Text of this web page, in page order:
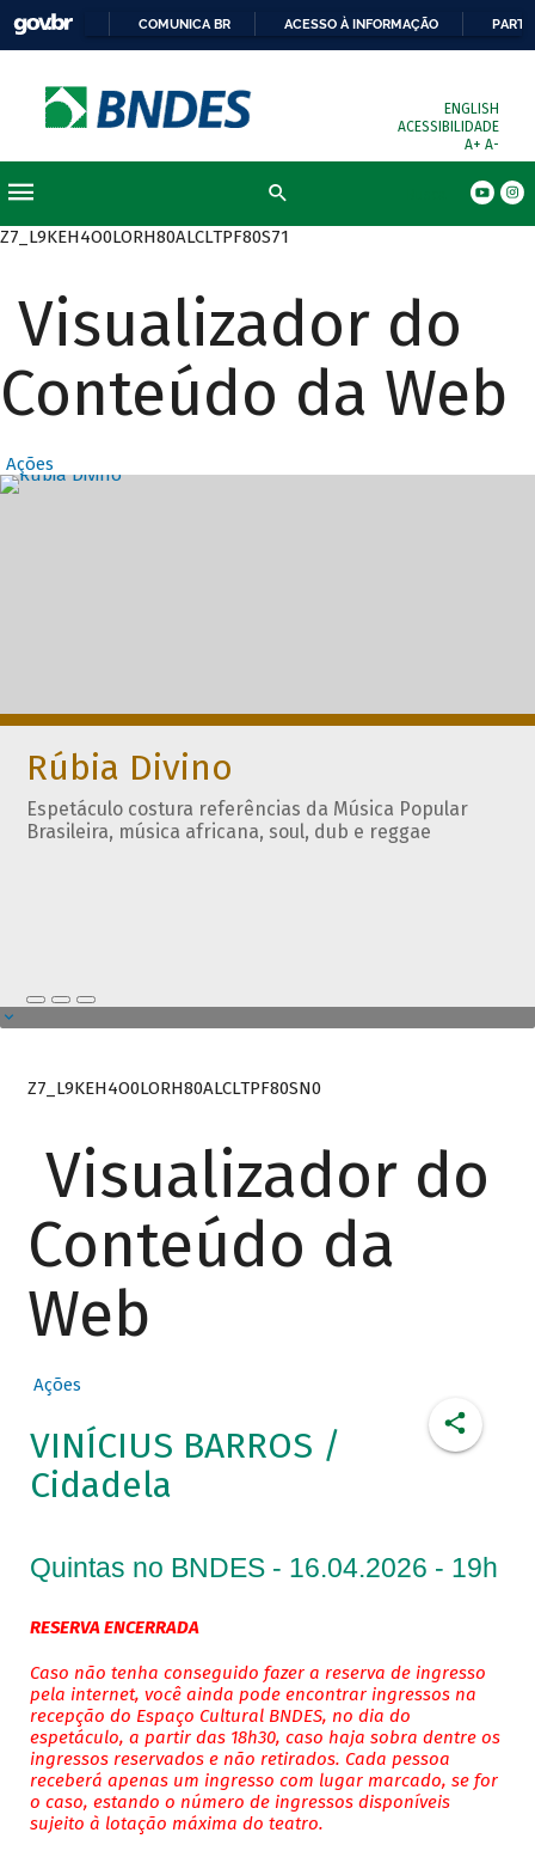
COMUNICA BR ACESSO À INFORMAÇÃO
ENGLISH
ACESSIBILIDADE
A+ A-
Z7_L9KEH4O0LORH80ALCLTPF80S71
Visualizador do
Conteúdo da Web
Ações
Destaques
Rúbia Divino
Espetáculo costura referências da Música Popular
Brasileira, música africana, soul, dub e reggae
Z7_L9KEH4O0LORH80ALCLTPF80SN0
Visualizador do
Conteúdo da
Web
Ações
VINÍCIUS BARROS /
Cidadela
Quintas no BNDES - 16.04.2026 - 19h
RESERVA ENCERRADA
Caso não tenha conseguido fazer a reserva de ingresso
pela internet, você ainda pode encontrar ingressos na
recepção do Espaço Cultural BNDES, no dia do
espetáculo, a partir das 18h30, caso haja sobra dentre os
ingressos reservados e não retirados. Cada pessoa
receberá apenas um ingresso com lugar marcado, se for
o caso, estando o número de ingressos disponíveis
sujeito à lotação máxima do teatro.